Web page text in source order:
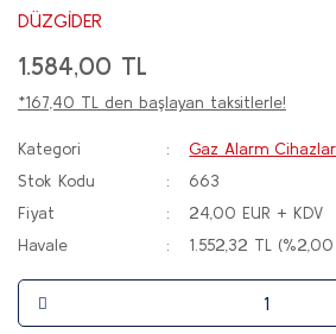
DÜZGİDER
1.584,00 TL
*167,40 TL den başlayan taksitlerle!
Kategori
Gaz Alarm
Stok Kodu
663
Fiyat
24,00 EUR + KDV
Havale
1.552,32 TL